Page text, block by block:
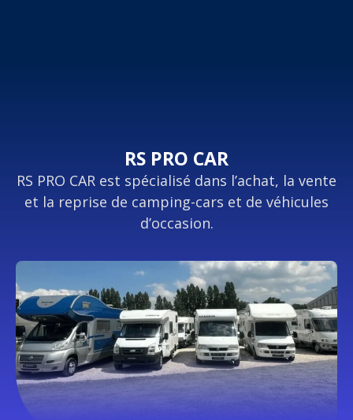
RS PRO CAR
RS PRO CAR est spécialisé dans l’achat, la vente
et la reprise de camping-cars et de véhicules
d’occasion.